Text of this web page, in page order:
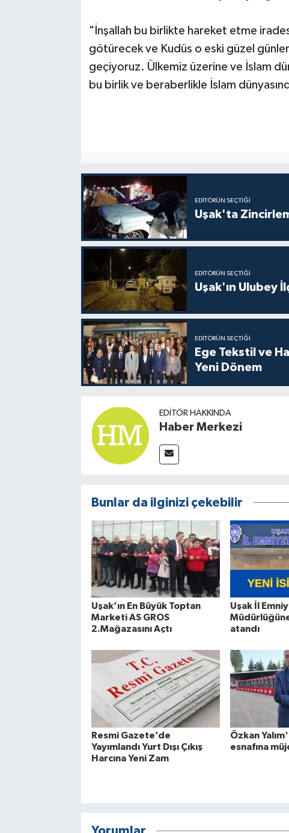
"İnşallah bu birlikte hareket etme
götürecek ve Kudüs o eski güzel
geçiyoruz. Ülkemiz üzerine ve İslam
bu birlik ve beraberlikle İslam
EDITÖRÜN SEÇTIĞI
Uşak'ta
EDITÖRÜN SEÇTIĞI
Uşak'ın Ulubey
EDITÖRÜN SEÇTIĞI
Ege Tekstil ve
Yeni Dönem
EDITÖR HAKKINDA
Haber Merkezi
Bunlar da ilginizi çekebilir
Uşak’ın En Büyük Toptan
Marketi AS GROS
2.Mağazasını Açtı
Uşak İl
atandı
Resmi Gazete’de
Yayımlandı Yurt Dışı Çıkış
Harcına Yeni Zam
Özkan
esnafına